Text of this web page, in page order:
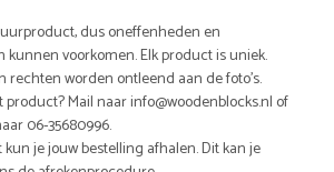
dus oneffenheden en
kunnen voorkomen. Elk product is uniek.
rechten worden ontleend aan de foto’s.
Mail naar info@woodenblocks.nl of
06-35680996.
je jouw bestelling afhalen. Dit kan je